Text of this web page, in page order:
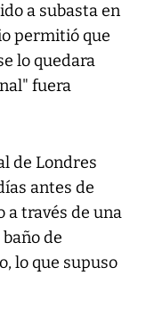
a subasta en
permitió que
lo quedara
fuera
de Londres
antes de
a través de una
de
lo que supuso